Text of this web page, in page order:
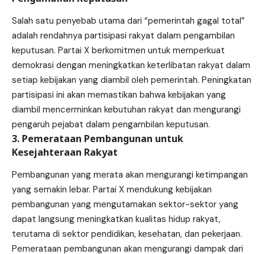
Salah satu penyebab utama dari “pemerintah gagal total”
adalah rendahnya partisipasi rakyat dalam pengambilan
keputusan. Partai X berkomitmen untuk memperkuat
demokrasi dengan meningkatkan keterlibatan rakyat dalam
setiap kebijakan yang diambil oleh pemerintah. Peningkatan
partisipasi ini akan memastikan bahwa kebijakan yang
diambil mencerminkan kebutuhan rakyat dan mengurangi
pengaruh pejabat dalam pengambilan keputusan.
3. Pemerataan Pembangunan untuk
Kesejahteraan Rakyat
Pembangunan yang merata akan mengurangi ketimpangan
yang semakin lebar. Partai X mendukung kebijakan
pembangunan yang mengutamakan sektor-sektor yang
dapat langsung meningkatkan kualitas hidup rakyat,
terutama di sektor pendidikan, kesehatan, dan pekerjaan.
Pemerataan pembangunan akan mengurangi dampak dari